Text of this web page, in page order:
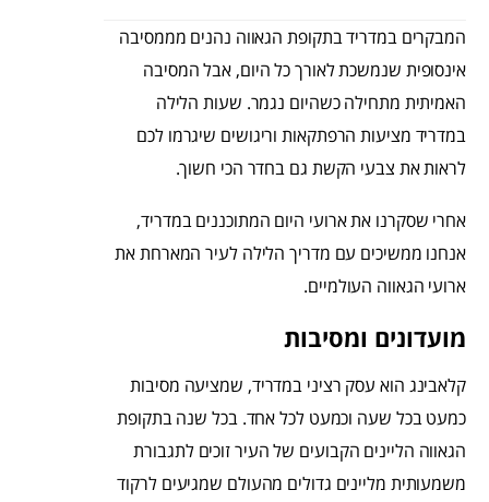
המבקרים במדריד בתקופת הגאווה נהנים מממסיבה
אינסופית שנמשכת לאורך כל היום, אבל המסיבה
האמיתית מתחילה כשהיום נגמר. שעות הלילה
במדריד מציעות הרפתקאות וריגושים שיגרמו לכם
לראות את צבעי הקשת גם בחדר הכי חשוך.
אחרי שסקרנו את ארועי היום המתוכננים במדריד,
אנחנו ממשיכים עם מדריך הלילה לעיר המארחת את
ארועי הגאווה העולמיים.
מועדונים ומסיבות
קלאבינג הוא עסק רציני במדריד, שמציעה מסיבות
כמעט בכל שעה וכמעט לכל אחד. בכל שנה בתקופת
הגאווה הליינים הקבועים של העיר זוכים לתגבורת
משמעותית מליינים גדולים מהעולם שמגיעים לרקוד